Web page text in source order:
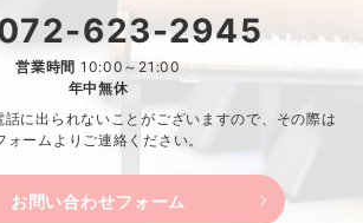
623-2945
営業時間 10:00～21:00
年中無休
に出られないことがございますので、 その際は
ォームよりご連絡ください。
お問い合わせフォーム